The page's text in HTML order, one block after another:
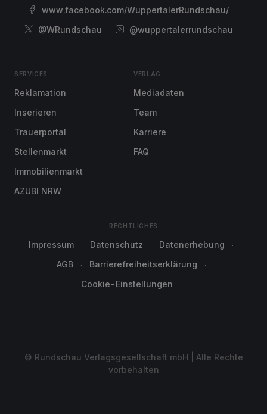
www.facebook.com/WuppertalerRundschau/
@WRundschau
@wuppertalerrundschau
SERVICES
Reklamation
Inserieren
Trauerportal
Stellenmarkt
Immobilienmarkt
AZUBI NRW
VERLAG
Mediadaten
Team
Karriere
FAQ
RECHTLICHES
Impressum Datenschutz
Datenerhebung
AGB
Barrierefreiheitserklärung
Cookie-Einstellungen
© Rundschau Verlagsgesellschaft mbH | Alle Rechte
vorbehalten